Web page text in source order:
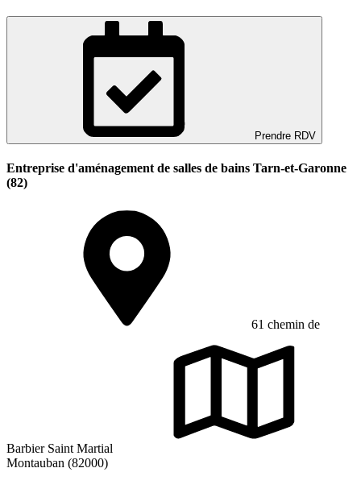
Prendre RDV
Entreprise d'aménagement de salles de bains Tarn-et-Garonne
(82)
61 chemin de
Barbier Saint Martial
Montauban (82000)